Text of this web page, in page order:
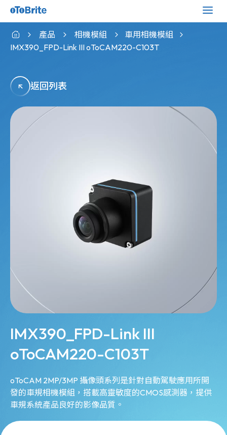
產品 相機模組
車用相機模組
IMX390_FPD-Link III oToCAM220-C103T
返回列表
IMX390_FPD-Link III
oToCAM220-C103T
oToCAM 2MP/3MP 攝像頭系列是針對自動駕駛應用所開
發的車規相機模組，搭載高靈敏度的CMOS感測器，提供
車規系統產品良好的影像品質。